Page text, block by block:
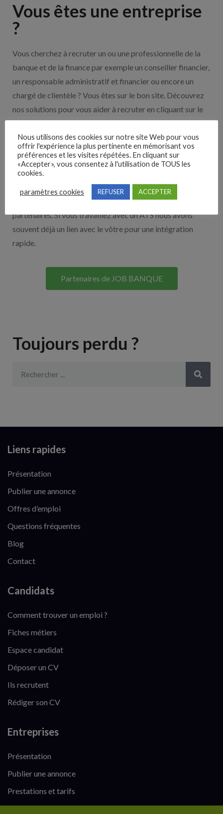
Vous êtes une entreprise
?
Vous cherchez à recruter un ou une professionnelle de la
banque et de la finance par exemple un conseiller financier,
un responsable administratif et financier ou encore un
chargé de clientèle ? Vous êtes sur le bon site. Découvrez
nos solutions pour vous aider à recruter en cliquant sur le
bouton ci-dessous.
Nos solutions entreprises
Découvrez nos partenaires ! Moteurs de recherches,
multidiffuseurs, sites payant… nombreux sont nos
partenaires. Si vous travaillez avec un ATS nous avons
souvent déjà un lien avec le vôtre pour une intégration
rapide.
Partenaires de JOB BANQUE
Toujours perdu ?
Liens rapides
Présentation
Publier une annonce
Offres d’emploi
Questions fréquentes
Blog
Contact
Candidats
Comment trouver un emploi ?
Fiches métiers
Espace candidat
Déposer un CV
Ils recrutent
Rédiger son CV
Entreprises
Présentation
Publier une annonce
Prestations et tarifs
Nous utilisons des cookies sur notre site Web pour vous
offrir l'expérience la plus pertinente en mémorisant vos
préférences et les visites répétées. En cliquant sur
«Accepter», vous consentez à l'utilisation de TOUS les
cookies.
paramètres cookies REFUSER ACCEPTER